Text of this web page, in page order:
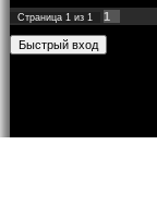
Страница 1 из 1 1